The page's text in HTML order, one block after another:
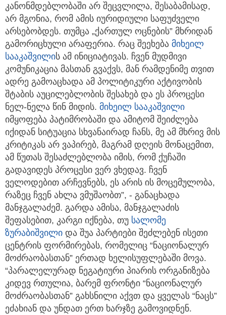
კანონმდებლობაში არ შეცვლილა, შესაბამისად,
არ მგონია, რომ ამის იურიდიული საფუძველი
არსებობდეს. თუმცა „ქართულ ოცნების” მხრიდან
გამორიცხული არაფერია. რაც შეეხება მიხეილ
სააკაშვილის ამ ინიციატივას. ჩვენ მუდმივი
კომუნიკაცია მასთან გვაქვს, მან რამდენიმე თვით
ადრე გამოაცხადა ამ პოლიტიკური აქტივობის
შტაბის აუცილებლობის შესახებ და ეს პროცესი
ნელ-ნელა წინ მიდის. მიხეილ სააკაშვილი
იმყოფება პატიმრობაში და ამიტომ შეიძლება
იქიდან სიტუაცია სხვანაირად ჩანს, მე ამ მხრივ მის
კრიტიკას არ ვაპირებ, მაგრამ დღეის მონაცემით,
ამ წუთას შესაძლებლობა იმის, რომ ქუჩაში
გადავიდეს პროცესი ვერ ვხედავ. ჩვენ
ველოდებით არჩევნებს, ეს არის ის მოცემულობა,
რაზეც ჩვენ ახლა ვმუშაობთ”, - განაცხადა
მანჯგალაძემ. გარდა ამისა, მანჯგალაძის
შეფასებით, კარგი იქნება, თუ სალომე
ზურაბიშვილი და შუა პარტიები შეძლებენ ისეთი
ცენტრის ფორმირებას, რომელიც “ნაციონალურ
მოძრაობასთან” ერთად ხელისუფლებაში მოვა.
“პარალელურად ნეგატიური პიარის ორგანიზება
კიდევ რთულია, ბარემ ფრონტი “ნაციონალურ
მოძრაობასთან” გახსნილი აქვთ და ყველას “ნაცს”
ეძახიან და უნდათ ერთ ხარჯზე გამოვიდნენ.